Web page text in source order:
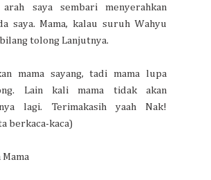
saya sembari menyerahkan
saya. Mama, kalau suruh Wahyu
tolong Lanjutnya.
mama sayang, tadi mama lupa
Lain kali mama tidak akan
lagi. Terimakasih yaah Nak!
berkaca-kaca)
Mama